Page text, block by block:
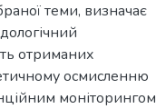
теми, визначає
отриманих
осмисленню
моніторингом